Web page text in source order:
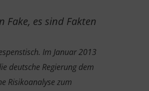
Fake, es sind Fakten
Im Januar 2013
deutsche Regierung dem
Risikoanalyse zum